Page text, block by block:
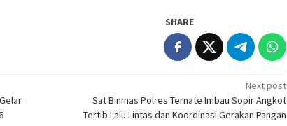
SHARE
Next post
Sat Binmas Polres Ternate Imbau Sopir Angkot
Tertib Lalu Lintas dan Koordinasi Gerakan Pangan